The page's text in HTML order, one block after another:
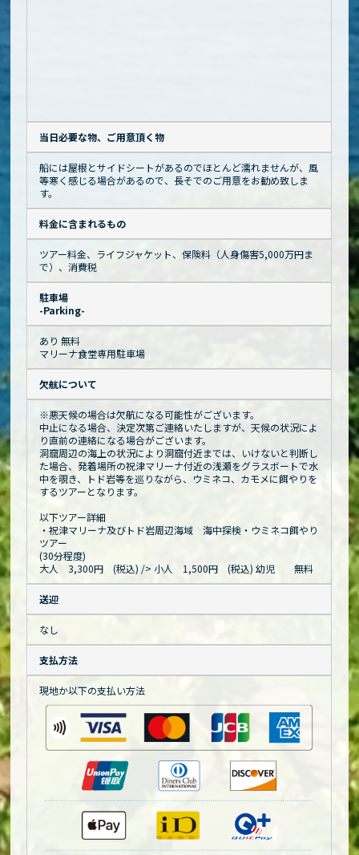
当日必要な物、ご用意頂く物
船には屋根とサイドシートがあるのでほとんど濡れませんが、風
等寒く感じる場合があるので、長そでのご用意をお勧め致しま
す。
料金に含まれるもの
ツアー料金、ライフジャケット、保険料（人身傷害5,000万円ま
で）、消費税
駐車場
-Parking-
あり 無料
マリーナ食堂専用駐車場
欠航について
※悪天候の場合は欠航になる可能性がございます。
中止になる場合、決定次第ご連絡いたしますが、天候の状況によ
り直前の連絡になる場合がございます。
洞窟周辺の海上の状況により洞窟付近までは、いけないと判断し
た場合、発着場所の祝津マリーナ付近の浅瀬をグラスボートで水
中を覗き、トド岩等を巡りながら、ウミネコ、カモメに餌やりを
するツアーとなります。
以下ツアー詳細
・祝津マリーナ及びトド岩周辺海域 海中探検・ウミネコ餌やり
ツアー
(30分程度)
大人 3,300円 (税込) /> 小人 1,500円 (税込) 幼児 無料
送迎
なし
支払方法
現地か以下の支払い方法